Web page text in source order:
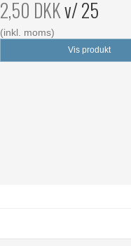
2,50 DKKv/ 25
(inkl. moms)
Vis produkt